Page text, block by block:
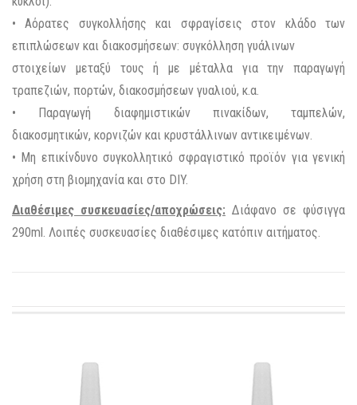
• Αόρατες συγκολλήσης και σφραγίσεις στον κλάδο των
επιπλώσεων και διακοσμήσεων: συγκόλληση γυάλινων
στοιχείων μεταξύ τους ή με μέταλλα για την παραγωγή
τραπεζιών, πορτών, διακοσμήσεων γυαλιού, κ.α.
• Παραγωγή διαφημιστικών πινακίδων, ταμπελών,
διακοσμητικών, κορνιζών και κρυστάλλινων αντικειμένων.
• Μη επικίνδυνο συγκολλητικό σφραγιστικό προϊόν για γενική
χρήση στη βιομηχανία και στο DIY.
Διαθέσιμες συσκευασίες/αποχρώσεις: Διάφανο σε φύσιγγα
290ml. Λοιπές συσκευασίες διαθέσιμες κατόπιν αιτήματος.